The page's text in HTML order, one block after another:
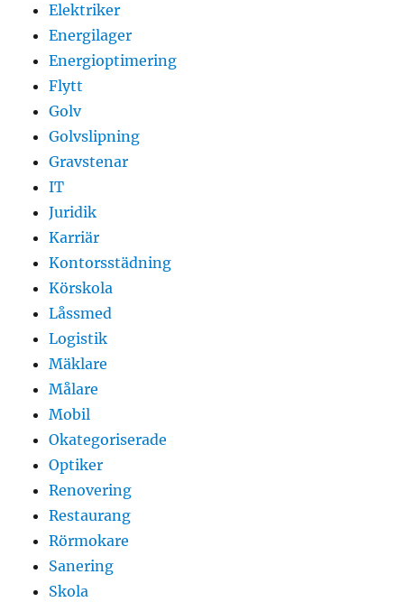
Elektriker
Energilager
Energioptimering
Flytt
Golv
Golvslipning
Gravstenar
IT
Juridik
Karriär
Kontorsstädning
Körskola
Låssmed
Logistik
Mäklare
Målare
Mobil
Okategoriserade
Optiker
Renovering
Restaurang
Rörmokare
Sanering
Skola